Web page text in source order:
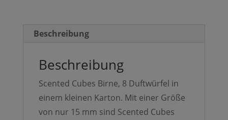
Beschreibung
Beschreibung
Scented Cubes Birne, 8 Duftwürfel in
einem kleinen Karton. Mit einer Größe
von nur 15 mm sind Scented Cubes